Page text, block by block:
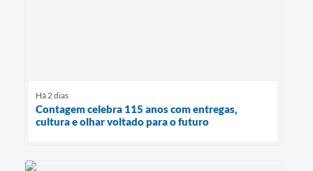
Há 2 dias
Contagem celebra 115 anos com entregas,
cultura e olhar voltado para o futuro